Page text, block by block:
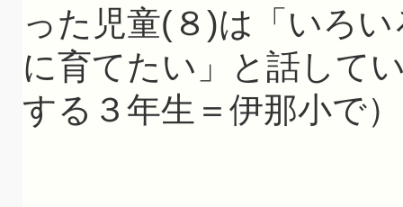
った児童(８)は「いろ
に育てたい」と話して
する３年生＝伊那小で）